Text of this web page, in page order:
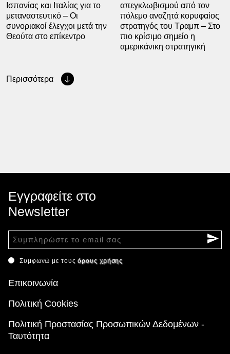
Ισπανίας και Ιταλίας για το
μεταναστευτικό – Οι
συνοριακοί έλεγχοι μετά την
Θεούτα στο επίκεντρο
απεγκλωβισμού από τον
πόλεμο αναζητά κορυφαίος
στρατηγός του Τραμπ – Στο
πιο κρίσιμο σημείο η
αμερικάνικη στρατηγική
Περισσότερα
Εγγραφείτε στο
Newsletter
Συμφωνώ με τουςόρους χρήσης
Επικοινωνία
Πολιτική Cookies
Πολιτική Προστασίας Προσωπικών Δεδομένων -
Ταυτότητα